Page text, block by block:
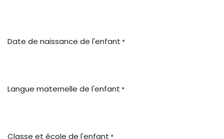
Date de naissance de l'enfant *
Langue maternelle de l'enfant *
Classe et école de l'enfant *